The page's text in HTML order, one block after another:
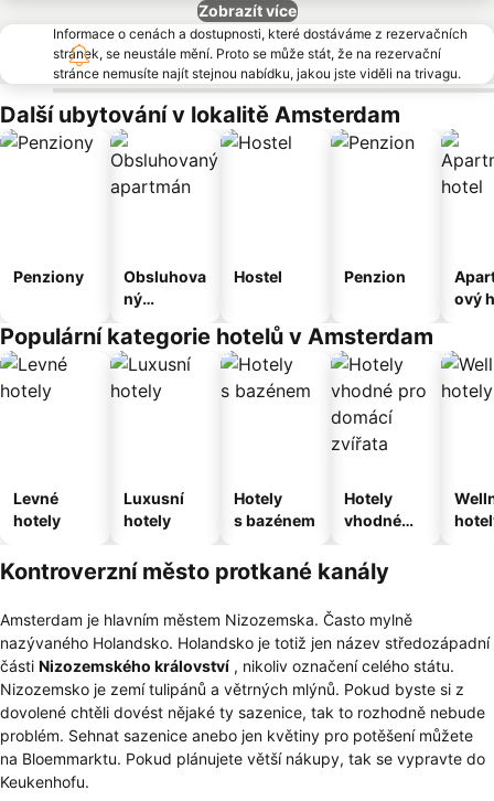
Zobrazít více
Informace o cenách a dostupnosti, které dostáváme z rezervačních
stránek, se neustále mění. Proto se může stát, že na rezervační
stránce nemusíte najít stejnou nabídku, jakou jste viděli na trivagu.
Další ubytování v lokalitě Amsterdam
Penziony
Obsluhova
ný
Hostel Penzion
ový
Populární kategorie hotelů v Amsterdam
Levné
hotely
Luxusní
hotely
Hotely
s bazénem
Hotely
vhodné
domácí
zvířata
Kontroverzní město protkané kanály
Amsterdam je hlavním městem Nizozemska. Často mylně
nazývaného Holandsko. Holandsko je totiž jen název středozápadní
části Nizozemského království , nikoliv označení celého státu.
Nizozemsko je zemí tulipánů a větrných mlýnů. Pokud byste si z
dovolené chtěli dovést nějaké ty sazenice, tak to rozhodně nebude
problém. Sehnat sazenice anebo jen květiny pro potěšení můžete
na Bloemmarktu. Pokud plánujete větší nákupy, tak se vypravte do
Keukenhofu.